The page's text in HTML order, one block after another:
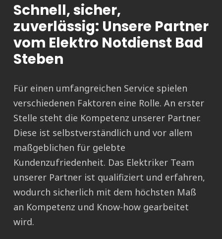
Schnell, sicher,
zuverlässig: Unsere Partner
vom Elektro Notdienst Bad
Steben
Für einen umfangreichen Service spielen
verschiedenen Faktoren eine Rolle. An erster
Stelle steht die Kompetenz unserer Partner.
Diese ist selbstverständlich und vor allem
maßgeblichen für gelebte
Kundenzufriedenheit. Das Elektriker Team
unserer Partner ist qualifiziert und erfahren,
wodurch sicherlich mit dem höchsten Maß
an Kompetenz und Know-how gearbeitet
wird.